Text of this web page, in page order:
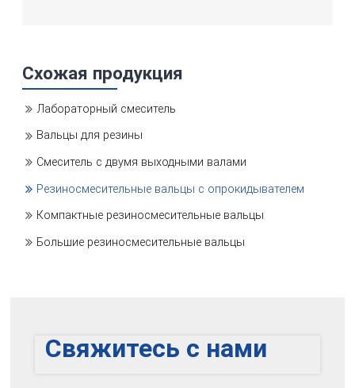
Схожая продукция
Лабораторный смеситель
Вальцы для резины
Смеситель с двумя выходными валами
Резиносмесительные вальцы с опрокидывателем
Компактные резиносмесительные вальцы
Большие резиносмесительные вальцы
Свяжитесь с нами